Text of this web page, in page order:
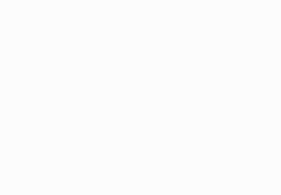
》、心創作劇場《胖侶》
林一峰x黃馨《花訣》及
《DIVA先生的華麗戲劇教
一峰《一峰一人一結他One
與威士忌》、創驗劇場
望迷室》、Theatre
反擊戰》及《大龍鳳》、鄭
《ALONE》及《安．非她